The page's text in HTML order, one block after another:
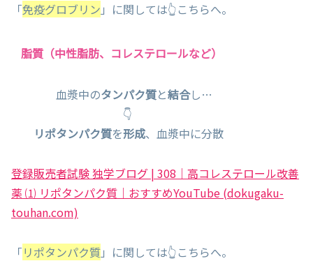
「免疫グロブリン 」に関しては👆こちらへ。
脂質（中性脂肪、コレステロールなど）
血漿中のタンパク質と結合し…
👇
リポタンパク質を形成、血漿中に分散
登録販売者試験 独学ブログ | 308｜高コレステロール改善
薬 ⑴ リポタンパク質｜おすすめYouTube (dokugaku-
touhan.com)
「リポタンパク質」に関しては👆こちらへ。